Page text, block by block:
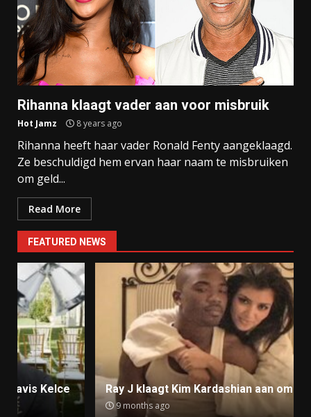
Rihanna klaagt vader aan voor misbruik
Hot Jamz 8 years ago
Rihanna heeft haar vader Ronald Fenty aangeklaagd.
Ze beschuldigd hem ervan haar naam te misbruiken
om geld...
Read More
FEATURED NEWS
Ray J klaagt Kim Kardashian aan om sekstape
9 months ago